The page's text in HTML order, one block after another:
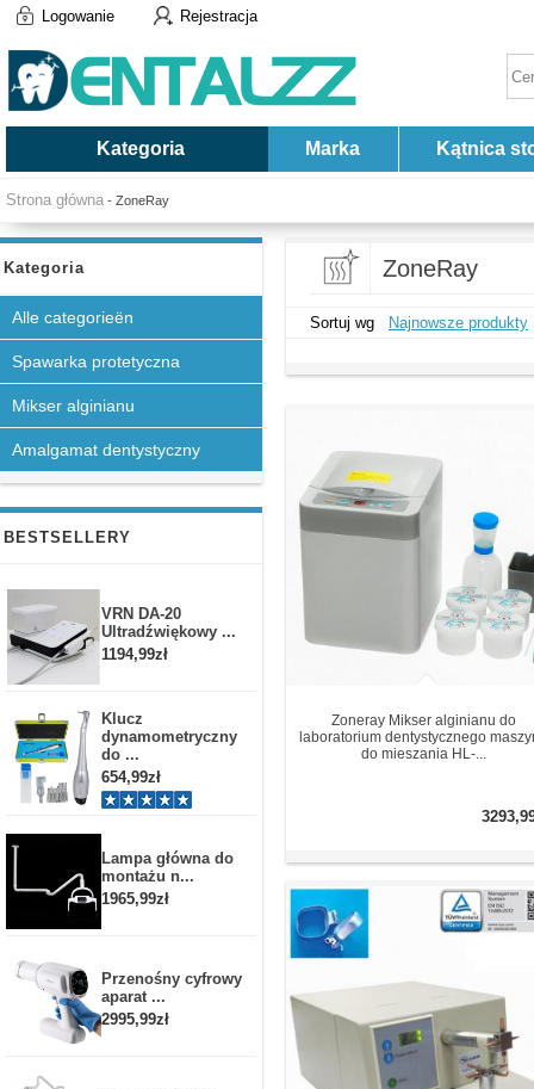
Logowanie Rejestracja
Kategoria Marka Kątnica
Strona główna - ZoneRay
Kategoria
Alle categorieën
Spawarka protetyczna
Mikser alginianu
Amalgamat dentystyczny
BESTSELLERY
VRN DA-20
Ultradźwiękowy ...
1194,99zł
Klucz
dynamometryczny
do ...
654,99zł
Lampa główna do
montażu n...
1965,99zł
Przenośny cyfrowy
aparat ...
2995,99zł
ZoneRay
Sortuj wg Najnowsze produkty
Zoneray Mikser alginianu do
laboratorium dentystycznego
do mieszania HL-...